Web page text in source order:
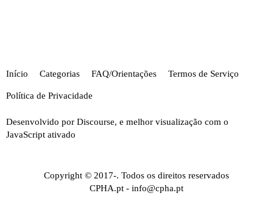
Início Categorias FAQ/Orientações Termos de Serviço
Política de Privacidade
Desenvolvido por Discourse, e melhor visualização com o
JavaScript ativado
Copyright © 2017-. Todos os direitos reservados
CPHA.pt - info@cpha.pt